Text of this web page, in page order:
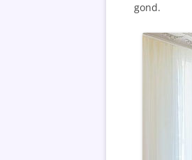
gond.